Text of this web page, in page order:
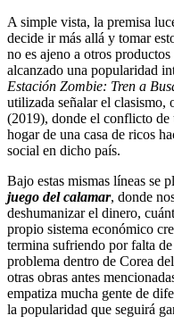
A simple vista, la premisa
decide ir más allá y tomar
no es ajeno a otros
alcanzado una popularidad
Estación Zombie: Tren a
utilizada señalar el clasismo,
(2019), donde el conflicto
hogar de una casa de ricos
social en dicho país.
Bajo estas mismas líneas se
juego del calamar, donde
deshumanizar el dinero,
propio sistema económico
termina sufriendo por falta
problema dentro de Corea
otras obras antes
empatiza mucha gente de
la popularidad que seguirá